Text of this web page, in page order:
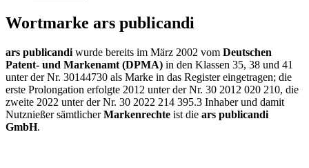
Wortmarke ars publicandi
ars publicandi wurde bereits im März 2002 vom Deutschen
Patent- und Markenamt (DPMA) in den Klassen 35, 38 und 41
unter der Nr. 30144730 als Marke in das Register eingetragen; die
erste Prolongation erfolgte 2012 unter der Nr. 30 2012 020 210, die
zweite 2022 unter der Nr. 30 2022 214 395.3 Inhaber und damit
Nutznießer sämtlicherMarkenrechte ist die ars publicandi
GmbH.